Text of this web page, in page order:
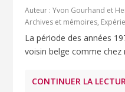
Auteur :Yvon Gourhand et
Archives et mémoires,
La période des années
voisin belge comme chez
CONTINUER LA